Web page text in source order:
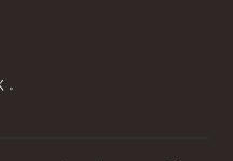
。